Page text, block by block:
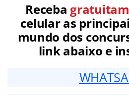
Receba
celular as
mundo dos
link abaixo e